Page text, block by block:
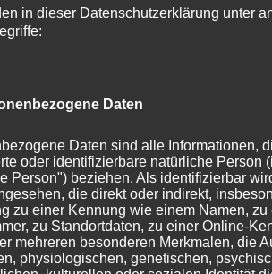
Inkl. MwSt. + Inkl.
Transport
Preis pro M²
250,00 €
375,00 € 12,50€
500,00€ 12,50€
625,00€ 12,50€
in dieser Datenschutzerklärung unter
Daten
Daten sind alle Informationen,
oder identifizierbare natürliche Person
Person") beziehen. Als identifizierbar
die direkt oder indirekt,
zu einer Kennung wie einem Namen, zu
zu Standortdaten, zu einer Online-
mehreren besonderen Merkmalen, die
physiologischen, genetischen,